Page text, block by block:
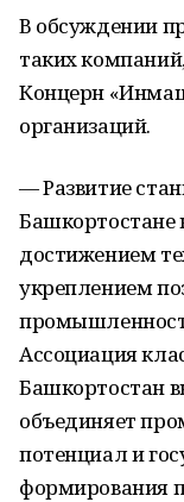
В обсуждении
таких
Концерн
организаций.
— Развитие
Башкортостане
достижением
укреплением
Ассоциация
Башкортостан
объединяет
потенциал и
формирования